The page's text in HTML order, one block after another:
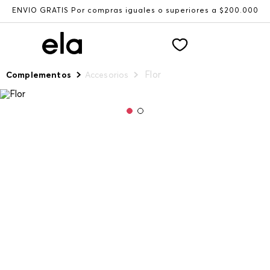
ENVÍO GRATIS Por compras iguales o superiores a $200.000
Complementos Accesorios Flor